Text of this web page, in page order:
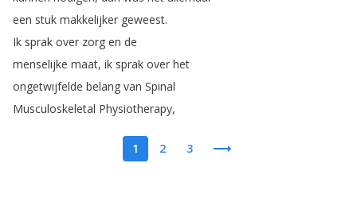
een stuk makkelijker geweest.
Ik sprak over zorg en de
menselijke maat, ik sprak over het
ongetwijfelde belang van Spinal
Musculoskeletal Physiotherapy,
1 2 3